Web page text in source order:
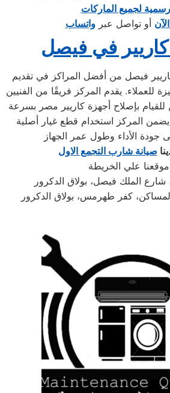
لجميع الماركات
أو تواصل عبرواتساب
كاريير في فيصل
فيصل من أفضل المراكز في تقديم
للعملاء. يقدم المركز فريقًا من الفنيين
للقيام بإصلاح أجهزة كاريير مصر بسرعة
يضمن المركز استخدام قطع غيار أصلية
صيانة شارب التجمع الاول
موقعنا علي الخريطة
شارع الملك فيصل، بولاق الدكرور
كفر طهرمس، بولاق الدكرور